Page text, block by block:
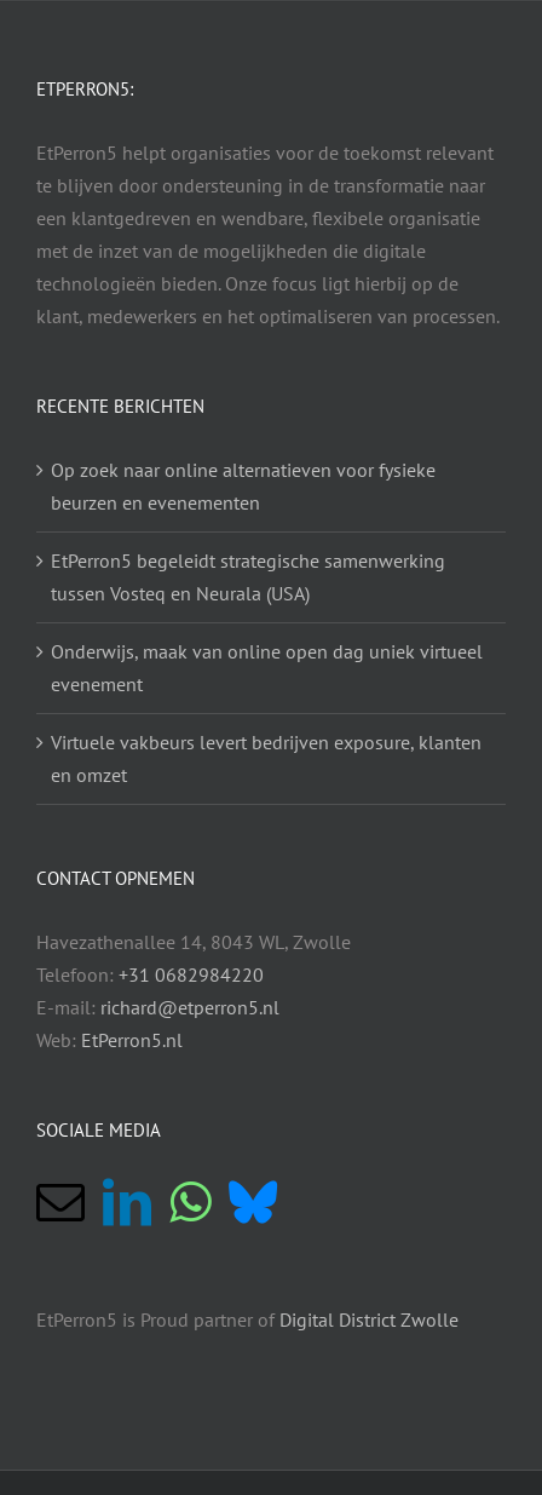
ETPERRON5:
EtPerron5 helpt organisaties voor de toekomst relevant
te blijven door ondersteuning in de transformatie naar
een klantgedreven en wendbare, flexibele organisatie
met de inzet van de mogelijkheden die digitale
technologieën bieden. Onze focus ligt hierbij op de
klant, medewerkers en het optimaliseren van processen.
RECENTE BERICHTEN
Op zoek naar online alternatieven voor fysieke
beurzen en evenementen
EtPerron5 begeleidt strategische samenwerking
tussen Vosteq en Neurala (USA)
Onderwijs, maak van online open dag uniek virtueel
evenement
Virtuele vakbeurs levert bedrijven exposure, klanten
en omzet
CONTACT OPNEMEN
Havezathenallee 14, 8043 WL, Zwolle
Telefoon: +31 0682984220
E-mail: richard@etperron5.nl
Web: EtPerron5.nl
SOCIALE MEDIA
EtPerron5 is Proud partner of Digital District Zwolle